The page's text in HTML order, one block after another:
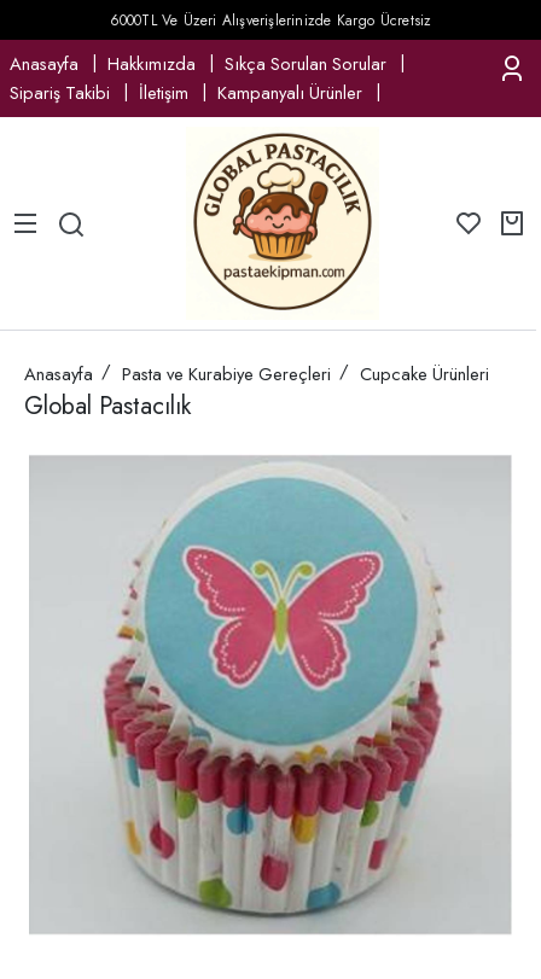
6000TL Ve Üzeri Alışverişlerinizde Kargo Ücretsiz
Anasayfa Hakkımızda
Sıkça Sorulan Sorular
Sipariş Takibi
İletişim Kampanyalı Ürünler
Anasayfa Pasta ve Kurabiye Gereçleri Cupcake Ürünleri
Global Pastacılık